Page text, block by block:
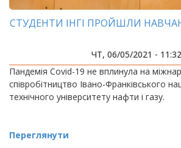
СТУДЕНТИ ІНГІ ПРОЙШЛИ
ЧТ, 06/05/2021 - 11:32
Пандемія Covid-19 не вплинула на
співробітництво Івано-Франківського
технічного університету нафти і газу.
Переглянути